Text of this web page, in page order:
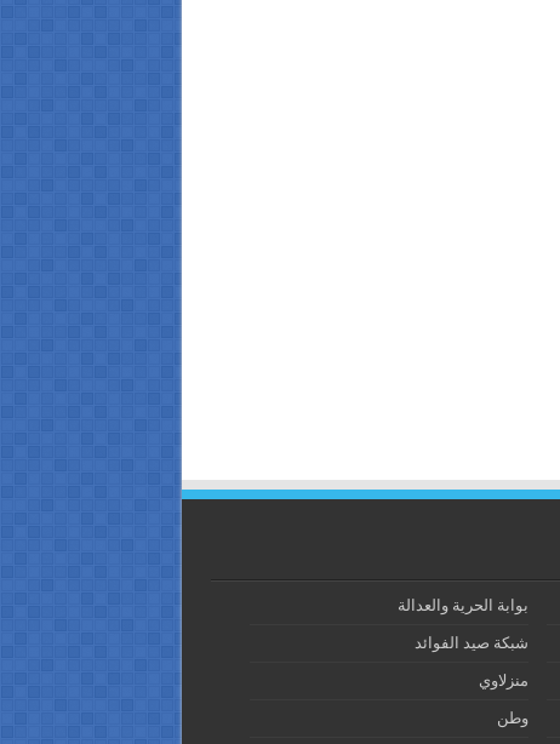
بوابة الحرية والعدالة
شبكة صيد الفوائد
منزلاوي
وطن